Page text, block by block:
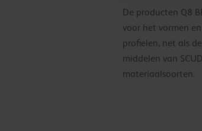
De producten Q8
voor het vormen
profielen, net als
middelen van
materiaalsoorten.